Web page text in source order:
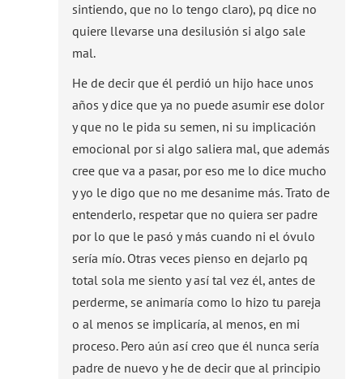
sintiendo, que no lo tengo claro), pq dice no
quiere llevarse una desilusión si algo sale
mal.
He de decir que él perdió un hijo hace unos
años y dice que ya no puede asumir ese dolor
y que no le pida su semen, ni su implicación
emocional por si algo saliera mal, que además
cree que va a pasar, por eso me lo dice mucho
y yo le digo que no me desanime más. Trato de
entenderlo, respetar que no quiera ser padre
por lo que le pasó y más cuando ni el óvulo
sería mío. Otras veces pienso en dejarlo pq
total sola me siento y así tal vez él, antes de
perderme, se animaría como lo hizo tu pareja
o al menos se implicaría, al menos, en mi
proceso. Pero aún así creo que él nunca sería
padre de nuevo y he de decir que al principio